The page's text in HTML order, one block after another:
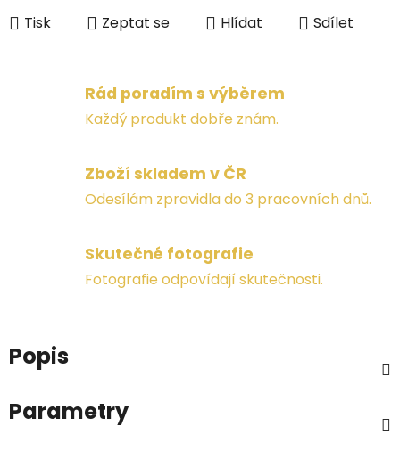
Tisk Zeptat se Hlídat Sdílet
Rád poradím s výběrem
Každý produkt dobře znám.
Zboží skladem v ČR
Odesílám zpravidla do 3 pracovních dnů.
Skutečné fotografie
Fotografie odpovídají skutečnosti.
Popis
Parametry